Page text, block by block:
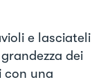
e lasciateli
dei
con una